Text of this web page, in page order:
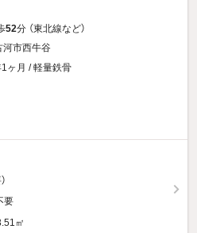
52分 （東北線など）
河市西牛谷
ヶ月 / 軽量鉄骨
要
㎡